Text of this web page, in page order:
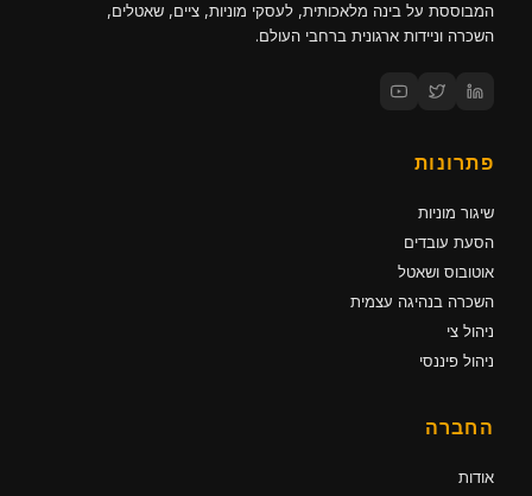
המבוססת על בינה מלאכותית, לעסקי מוניות, ציים, שאטלים,
השכרה וניידות ארגונית ברחבי העולם.
פתרונות
שיגור מוניות
הסעת עובדים
אוטובוס ושאטל
השכרה בנהיגה עצמית
ניהול צי
ניהול פיננסי
החברה
אודות